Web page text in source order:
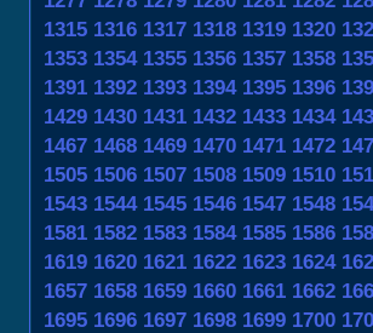
1315 1316 1317 1318 1319 1320
1353 1354 1355 1356 1357 1358
1391 1392 1393 1394 1395 1396
1429 1430 1431 1432 1433 1434
1467 1468 1469 1470 1471 1472
1505 1506 1507 1508 1509 1510
1543 1544 1545 1546 1547 1548
1581 1582 1583 1584 1585 1586
1619 1620 1621 1622 1623 1624
1657 1658 1659 1660 1661 1662
1695 1696 1697 1698 1699 1700